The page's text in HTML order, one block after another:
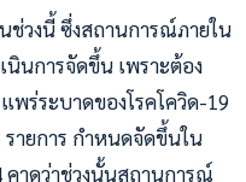
ช่วงนี้ ซึ่งสถานการณ์ภายใน
นินการจัดขึ้น เพราะต้อง
พร่ระบาดของโรคโควิด-19
รายการ กำหนดจัดขึ้นใน
าดว่าช่วงนั้นสถานการณ์